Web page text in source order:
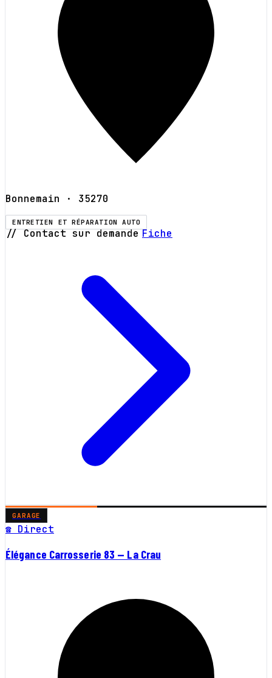
Bonnemain · 35270
ENTRETIEN ET RÉPARATION AUTO
// Contact sur demande Fiche
GARAGE
☎ Direct
Élégance Carrosserie 83 — La Crau